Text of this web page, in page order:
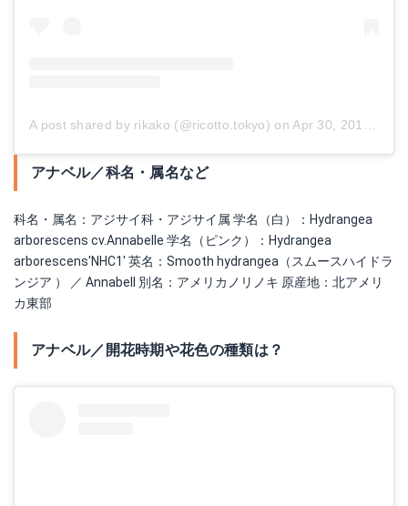
A post shared by rikako (@ricotto.tokyo) onApr 30, 2017 at 3:36am PDT
アナベル／科名・属名など
科名・属名：アジサイ科・アジサイ属 学名（白）：Hydrangea
arborescens cv.Annabelle 学名（ピンク）：Hydrangea
arborescens'NHC1' 英名：Smooth hydrangea（スムースハイドラ
ンジア ） ／ Annabell 別名：アメリカノリノキ 原産地：北アメリ
カ東部
アナベル／開花時期や花色の種類は？